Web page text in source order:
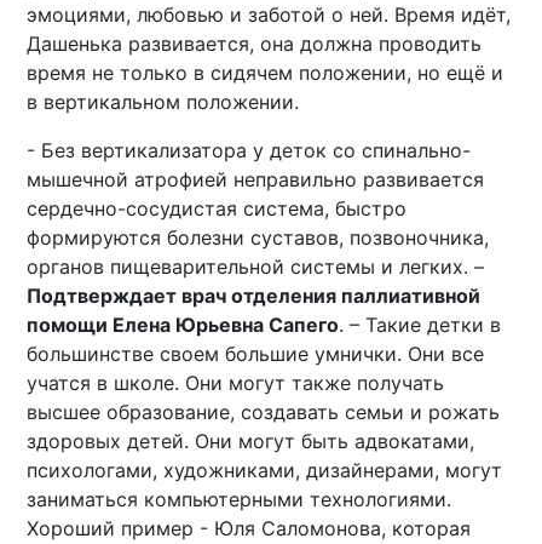
эмоциями, любовью и заботой о ней. Время идёт,
Дашенька развивается, она должна проводить
время не только в сидячем положении, но ещё и
в вертикальном положении.
- Без вертикализатора у деток со спинально-
мышечной атрофией неправильно развивается
сердечно-сосудистая система, быстро
формируются болезни суставов, позвоночника,
органов пищеварительной системы и легких. –
Подтверждает врач отделения паллиативной
помощи Елена Юрьевна Сапего. – Такие детки в
большинстве своем большие умнички. Они все
учатся в школе. Они могут также получать
высшее образование, создавать семьи и рожать
здоровых детей. Они могут быть адвокатами,
психологами, художниками, дизайнерами, могут
заниматься компьютерными технологиями.
Хороший пример - Юля Саломонова, которая